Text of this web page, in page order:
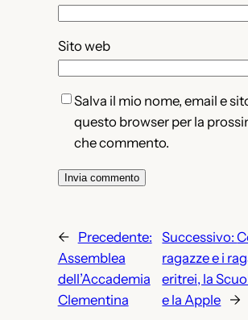
Sito web
Salva il mio nome, email e
questo browser per la
che commento.
←
Precedente:
Assemblea
dell’Accademia
Clementina
Successivo:
ragazze e i
eritrei, la
e la Apple →